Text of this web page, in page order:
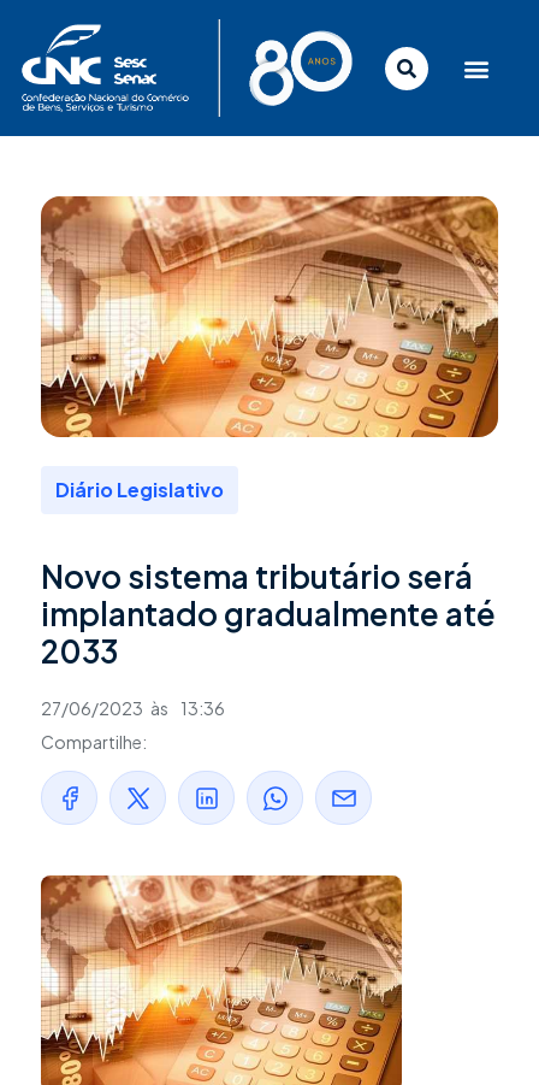
conteúdo
Diário Legislativo
Novo sistema tributário será
implantado gradualmente até
2033
27/06/2023 às
13:36
Compartilhe: